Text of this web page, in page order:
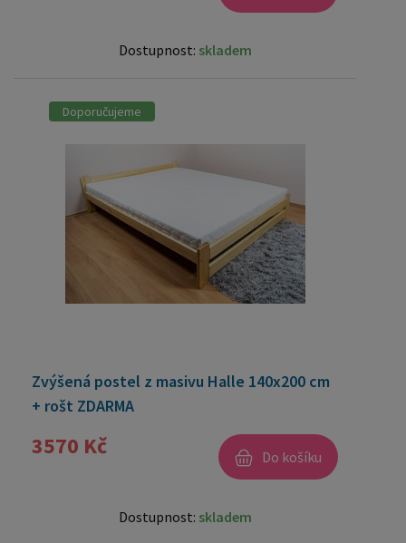
Dostupnost: skladem
Doporučujeme
Zvýšená postel z masivu Halle 140x200 cm
+ rošt ZDARMA
3570 Kč Do košíku
Dostupnost: skladem